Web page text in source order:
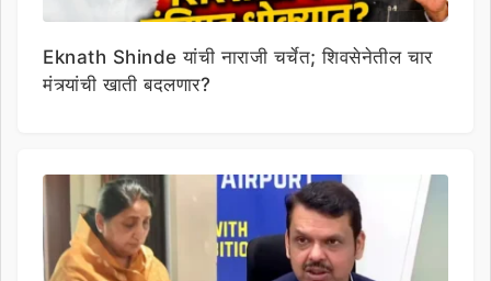
Eknath Shinde यांची नाराजी चर्चेत; शिवसेनेतील चार
मंत्र्यांची खाती बदलणार?